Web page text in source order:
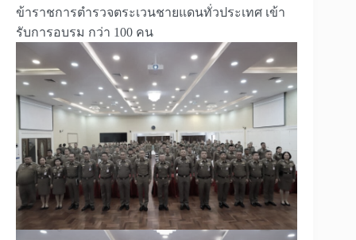
ข้าราชการตำรวจตระเวนชายแดนทั่วประเทศ เข้า
รับการอบรม กว่า 100 คน